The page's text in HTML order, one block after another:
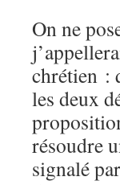
On ne
chrétien :
les deux
résoudre
signalé